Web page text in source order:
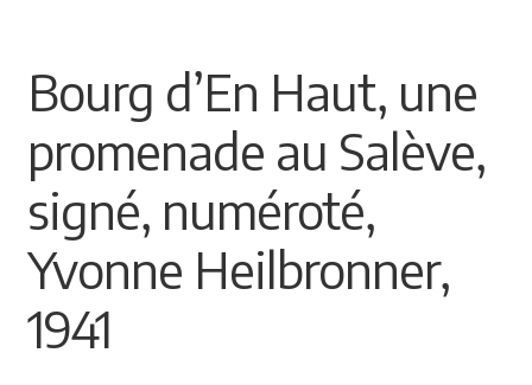
Nature Pêche Chasse
Régionalisme
Peintures
Les Pyrénées
VIEUX PAPIERS
Bourg d’En Haut, une
promenade au Salève,
signé, numéroté,
Yvonne Heilbronner,
1941